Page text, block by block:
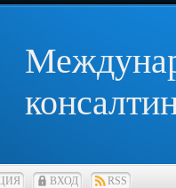
ВХОД RSS